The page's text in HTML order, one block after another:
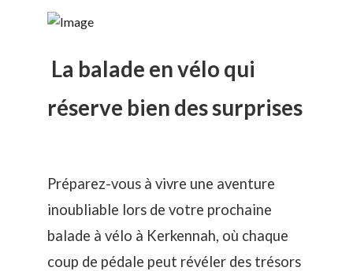
La balade en vélo qui
réserve bien des surprises
Préparez-vous à vivre une aventure
inoubliable lors de votre prochaine
balade à vélo à Kerkennah, où chaque
coup de pédale peut révéler des trésors